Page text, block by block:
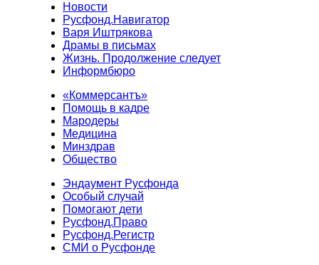
Новости
Русфонд.Навигатор
Варя Иштрякова
Драмы в письмах
Жизнь. Продолжение следует
Информбюро
«Коммерсантъ»
Помощь в кадре
Мародеры
Медицина
Минздрав
Общество
Эндаумент Русфонда
Особый случай
Помогают дети
Русфонд.Право
Русфонд.Регистр
СМИ о Русфонде